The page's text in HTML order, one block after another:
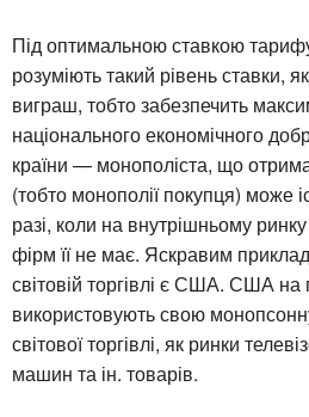
Під оптимальною ставкою
розуміють такий рівень ставки,
виграш, тобто забезпечить
національного економічного
країни — монополіста, що
(тобто монополії покупця) може
разі, коли на внутрішньому
фірм її не має. Яскравим
світовій торгівлі є США. США на
використовують свою
світової торгівлі, як ринки
машин та ін. товарів.